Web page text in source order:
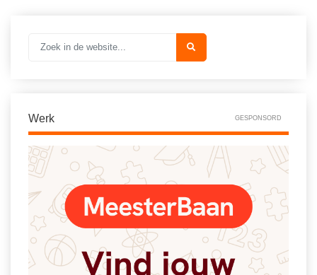
Docentenplein nieuwsbrief
Schoolvakanties
Huiswerkbegeleiding
Huiswerkbegeleider zoeken
Huiswerkbegeleider worden
Werk GESPONSORD